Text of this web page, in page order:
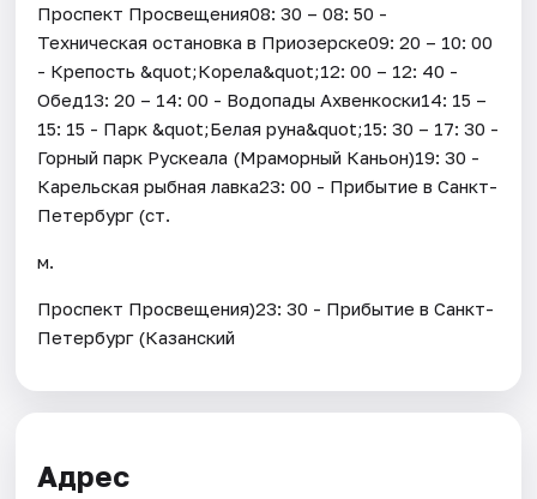
Проспект Просвещения08: 30 – 08: 50 -
Техническая остановка в Приозерске09: 20 – 10: 00
- Крепость &quot;Корела&quot;12: 00 – 12: 40 -
Обед13: 20 – 14: 00 - Водопады Ахвенкоски14: 15 –
15: 15 - Парк &quot;Белая руна&quot;15: 30 – 17: 30 -
Горный парк Рускеала (Мраморный Каньон)19: 30 -
Карельская рыбная лавка23: 00 - Прибытие в Санкт-
Петербург (ст.
м.
Проспект Просвещения)23: 30 - Прибытие в Санкт-
Петербург (Казанский
Адрес